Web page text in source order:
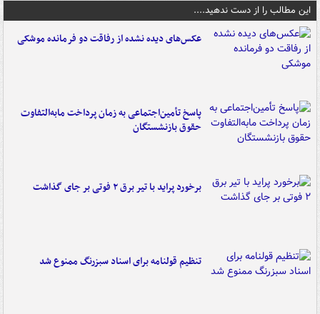
این مطالب را از دست ندهید....
عکس‌های دیده نشده از رفاقت دو فرمانده‌ موشکی
پاسخ تأمین‌اجتماعی به زمان پرداخت مابه‌التفاوت
حقوق بازنشستگان
برخورد پراید با تیر برق ۲ فوتی بر جای گذاشت
تنظیم قولنامه برای اسناد سبزرنگ ممنوع شد